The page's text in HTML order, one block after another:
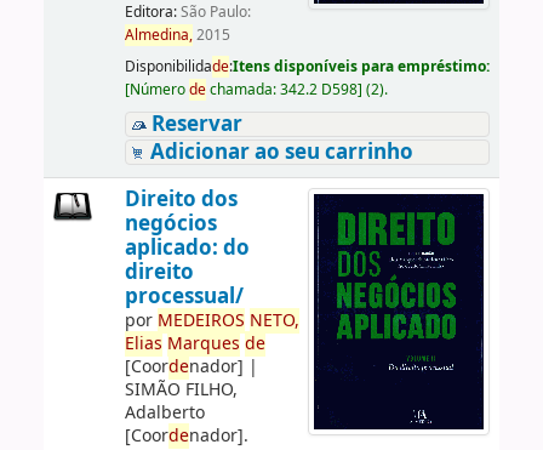
Editora:São Paulo:
Almedina,2015
Disponibilidade:Itens disponíveis para empréstimo:
[Númerodechamada:342.2 D598] (2).
Reservar
Adicionar ao seu carrinho
Direito dos
negócios
aplicado: do
direito
processual/
por MEDEIROS NETO,
Elias Marques de
[Coordenador] |
SIMÃO FILHO,
Adalberto
[Coordenador].